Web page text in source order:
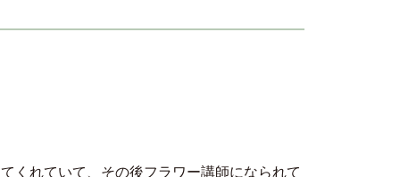
くれていて、その後フラワー講師になられて